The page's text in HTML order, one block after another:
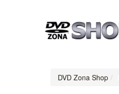
DVD Zona Shop